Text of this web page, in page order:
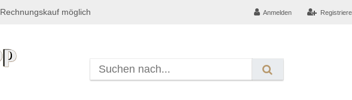
Rechnungskauf möglich Anmelden